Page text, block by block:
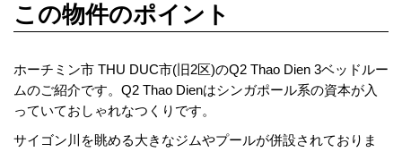
この物件のポイント
ホーチミン市 THU DUC市(旧2区)のQ2 Thao Dien 3ベッドルー
ムのご紹介です。Q2 Thao Dienはシンガポール系の資本が入
っていておしゃれなつくりです。
サイゴン川を眺める大きなジムやプールが併設されておりま